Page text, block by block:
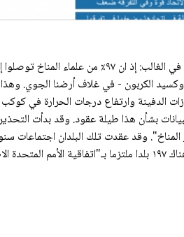
إن هناك إجماعا علميا طاغيا على ان ارتفاع درجة
الكربون - في غلاف أرضنا الجوي.
الدفينة وارتفاع درجات الحرارة في
بشأن هذا طيلة عقود. وقد بدأت
بشأن تغير المناخ". وقد عقدت تلك البلدان